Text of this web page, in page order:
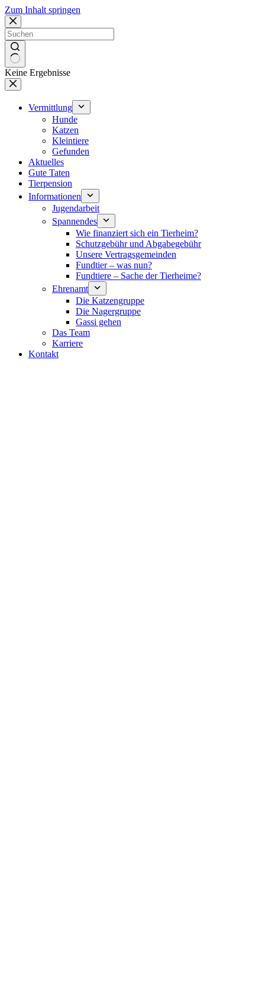
Zum Inhalt springen
Keine Ergebnisse
Vermittlung
Hunde
Katzen
Kleintiere
Gefunden
Aktuelles
Gute Taten
Tierpension
Informationen
Jugendarbeit
Spannendes
Wie finanziert sich ein Tierheim?
Schutzgebühr und Abgabegebühr
Unsere Vertragsgemeinden
Fundtier – was nun?
Fundtiere – Sache der Tierheime?
Ehrenamt
Die Katzengruppe
Die Nagergruppe
Gassi gehen
Das Team
Karriere
Kontakt